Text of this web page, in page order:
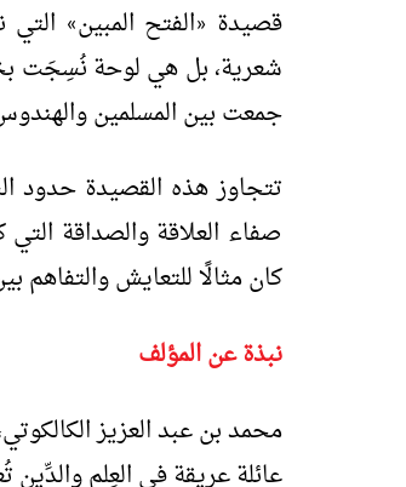
قصيدة «الفتح المبين»
شعرية، بل هي لوحة نُسِجَت
جمعت بين المسلمين
تتجاوز هذه القصيدة حدود
صفاء العلاقة والصداقة
كان مثالًا للتعايش والتفاهم
نبذة عن المؤلف
عائلة عريقة في العِلم